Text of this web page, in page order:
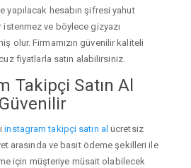
yapılacak hesabın şifresi yahut
ve böylece gizyazı
olur. Firmamızın güvenilir kaliteli
fiyatlarla satın alabilirsiniz.
Takipçi Satın Al
Güvenilir
instagram takipçi satın al ücretsiz
arasında ve basit ödeme şekilleri ile
için müşteriye müsait olabilecek